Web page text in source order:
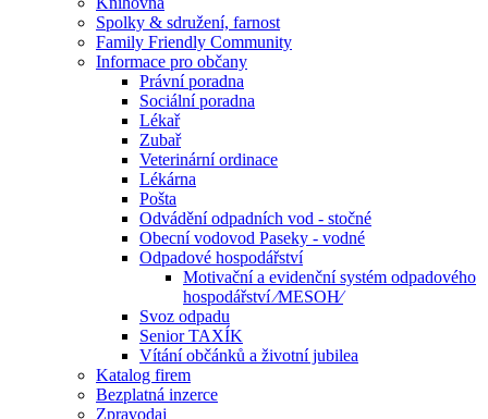
Spolky & sdružení, farnost
Family Friendly Community
Informace pro občany
Právní poradna
Sociální poradna
Lékař
Zubař
Veterinární ordinace
Lékárna
Pošta
Odvádění odpadních vod - stočné
Obecní vodovod Paseky - vodné
Odpadové hospodářství
Motivační a evidenční systém odpadového
hospodářství ⁄MESOH⁄
Svoz odpadu
Senior TAXÍK
Vítání občánků a životní jubilea
Katalog firem
Bezplatná inzerce
Zpravodaj